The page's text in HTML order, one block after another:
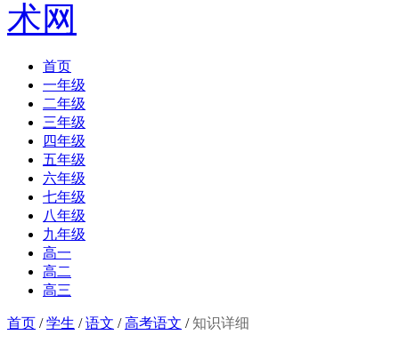
首页
一年级
二年级
三年级
四年级
五年级
六年级
七年级
八年级
九年级
高一
高二
高三
首页 /学生 /语文 /高考语文 /知识详细